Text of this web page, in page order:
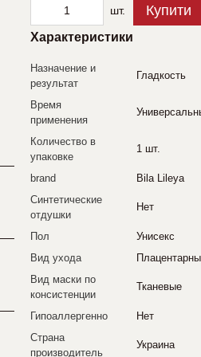
шт. Купити
Характеристики
Назначение и
результат
Гладкость
Время
применения
Количество в
упаковке
1 шт.
brand
Bila Lileya
Синтетические
отдушки
Нет
Пол
Унисекс
Вид ухода
Вид маски по
консистенции
Тканевые
Гипоаллергенно
Нет
Страна
производитель
Украина